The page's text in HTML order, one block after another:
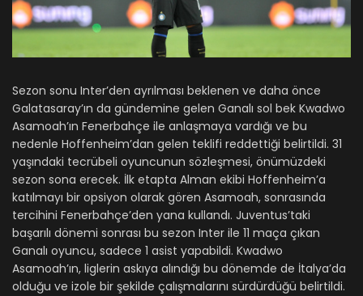
Sezon sonu Inter’den ayrılması beklenen ve daha önce
Galatasaray’ın da gündemine gelen Ganalı sol bek Kwadwo
Asamoah’ın Fenerbahçe ile anlaşmaya vardığı ve bu
nedenle Hoffenheim’dan gelen teklifi reddettiği belirtildi. 31
yaşındaki tecrübeli oyuncunun sözleşmesi, önümüzdeki
sezon sona erecek. İlk etapta Alman ekibi Hoffenheim’a
katılmayı bir opsiyon olarak gören Asamoah, sonrasında
tercihini Fenerbahçe’den yana kullandı. Juventus’taki
başarılı dönemi sonrası bu sezon Inter ile 11 maça çıkan
Ganalı oyuncu, sadece 1 asist yapabildi. Kwadwo
Asamoah’ın, liglerin askıya alındığı bu dönemde de İtalya’da
olduğu ve izole bir şekilde çalışmalarını sürdürdüğü belirtildi.